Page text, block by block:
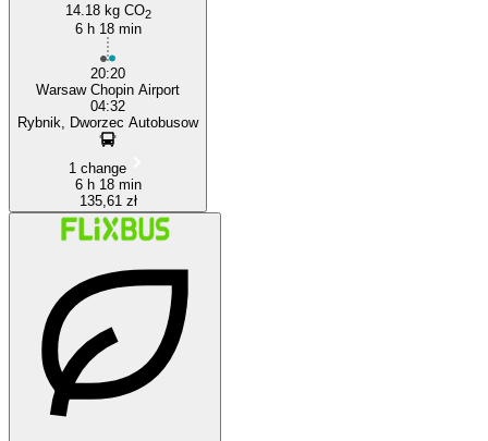
14.18 kg CO2
6 h 18 min
20:20
Warsaw Chopin Airport
04:32
Rybnik, Dworzec Autobusow
1 change
6 h 18 min
135,61 zł